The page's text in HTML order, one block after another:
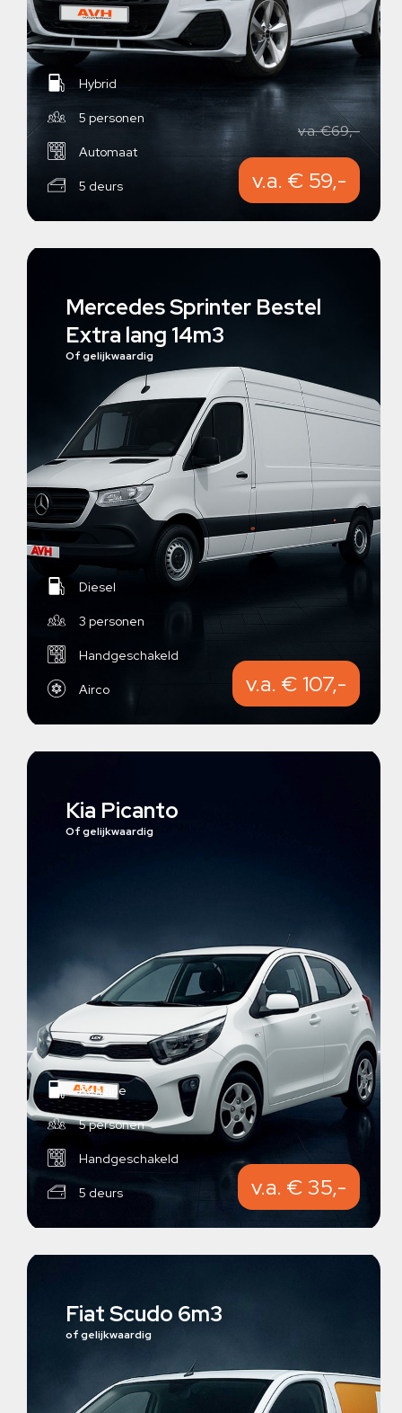
Hybrid
5 personen
Automaat
5 deurs
v.a. €69,-
v.a. € 59,-
Mercedes Sprinter Bestel
Extra lang 14m3
Of gelijkwaardig
Diesel
3 personen
Handgeschakeld
Airco v.a. € 107,-
Kia Picanto
Of gelijkwaardig
Benzine
5 personen
Handgeschakeld
5 deurs v.a. € 35,-
Fiat Scudo 6m3
of gelijkwaardig